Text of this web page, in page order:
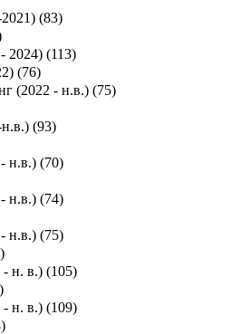
(83)
2024) (113)
(76)
(2022 - н.в.) (75)
н.в.) (93)
н.в.) (70)
н.в.) (74)
н.в.) (75)
)
- н. в.) (105)
)
- н. в.) (109)
)